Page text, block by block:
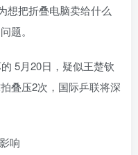
想把折叠电脑卖给什么
题。
5月20日，疑似王楚钦
叠压2次，国际乒联将深
响